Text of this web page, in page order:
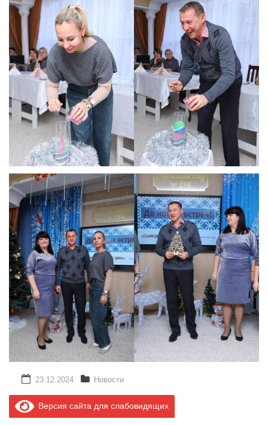
23.12.2024 Новости
Версия сайта для слабовидящих